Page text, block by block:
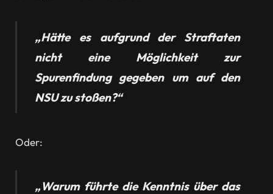
„Hätte es aufgrund der Straftaten
nicht eine Möglichkeit zur
Spurenfindung gegeben um auf den
NSU zu stoßen?“
Oder:
„Warum führte die Kenntnis über das